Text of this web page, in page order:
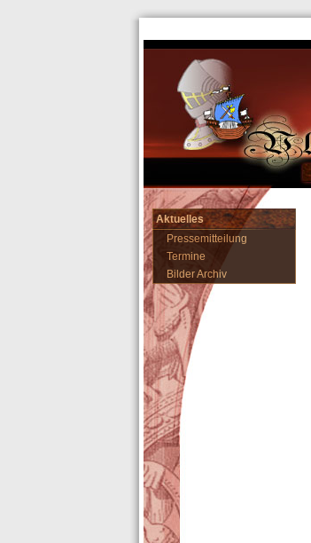
Aktuelles
Pressemitteilung
Termine
Bilder Archiv